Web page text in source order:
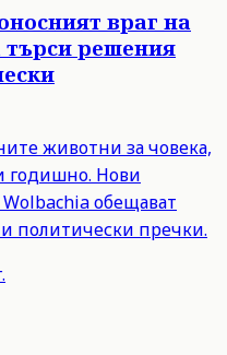
враг на
търси решения
животни за човека,
годишно. Нови
обещават
политически пречки.